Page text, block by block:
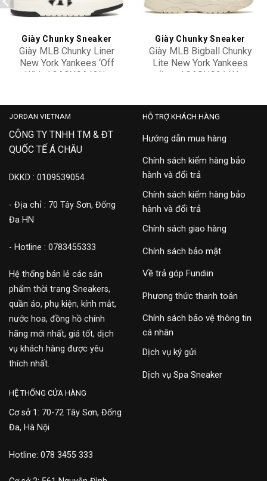
Giày Chunky Sneaker
Giày MLB Chunky Liner
New York Yankees ‘Off
White’ 3ASXCA12N-
Giày Chunky Sneaker
Giày MLB Bigball Chunky
Lite New York Yankees
‘Ivory’ 3ASHC311N-
JORDAN VIETNAM
CÔNG TY TNHH TM & ĐT
QUỐC TẾ Á CHÂU
DKKD : 0109539054
- Địa chỉ : 70 Tây Sơn, Đống
Đa HN
- Hotline : 0783455333
Hệ thống bán lẻ các sản
phẩm thời trang Sneakers,
quần áo, phụ kiện, kính mắt,
nước hoa, đồng hồ chính
hãng mới nhất, giá tốt, dịch
vụ khách hàng được yêu
thích nhất.
HỖ TRỢ KHÁCH HÀNG
Hướng dẫn mua hàng
Chính sách kiểm hàng bảo
hành và đổi trả
Chính sách kiểm hàng bảo
hành và đổi trả
Chính sách giao hàng
Chính sách bảo mật
Về trả góp Fundiin
Phương thức thanh toán
Chính sách bảo vệ thông tin
cá nhân
Dịch vụ ký gửi
Dịch vụ Spa Sneaker
HỆ THỐNG CỬA HÀNG
Cơ sở 1: 70-72 Tây Sơn, Đống
Đa, Hà Nội
Hotline: 078 3455 333